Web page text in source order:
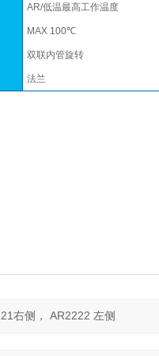
AR/低温最高工作温度
MAX 100℃
双联内管旋转
法兰